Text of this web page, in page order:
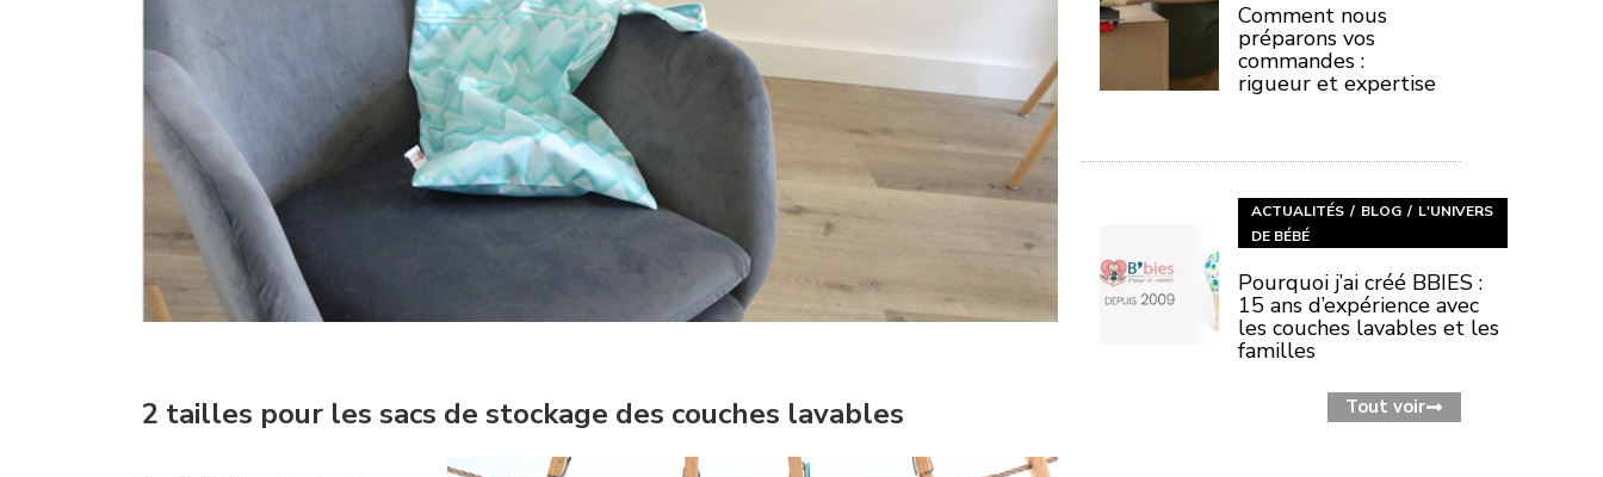
2 tailles pour les sacs de stockage des couches lavables
Comment nous
préparons vos
commandes :
rigueur et expertise
ACTUALITÉS BLOG
L'UNIVERS
DE BÉBÉ
Pourquoi j’ai créé BBIES :
15 ans d’expérience avec
les couches lavables et les
familles
Tout voir